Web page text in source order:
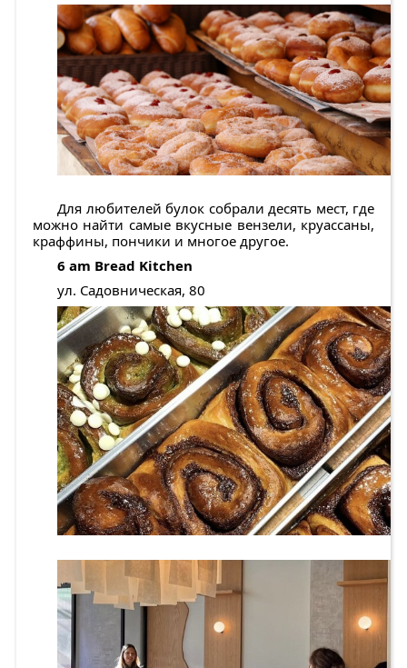
Для любителей булок собрали десять мест, где
можно найти самые вкусные вензели, круассаны,
краффины, пончики и многое другое.
6 am Bread Kitchen
ул. Садовническая, 80